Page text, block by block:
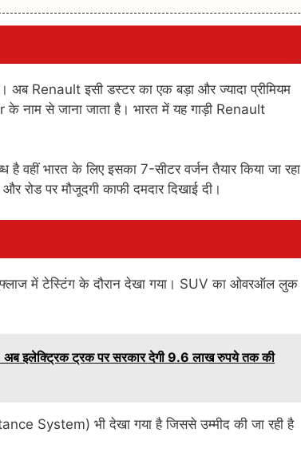
अब Renault इसी डस्टर का एक बड़ा और ज्यादा प्रीमियम
के नाम से जाना जाता है। भारत में यह गाड़ी Renault
वहीं भारत के लिए इसका 7-सीटर वर्जन तैयार किया जा रहा
पर मौजूदगी काफी दमदार दिखाई दी।
में टेस्टिंग के दौरान देखा गया। SUV का ओवरऑल लुक
इलेक्ट्रिक ट्रक पर सरकार देगी 9.6 लाख रुपये तक की
System) भी देखा गया है जिससे उम्मीद की जा रही है